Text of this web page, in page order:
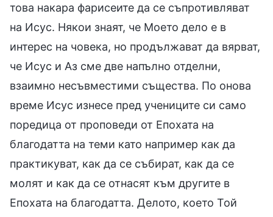
това накара фарисеите да се съпротивляват
на Исус. Някои знаят, че Моето дело е в
интерес на човека, но продължават да вярват,
че Исус и Аз сме две напълно отделни,
взаимно несъвместими същества. По онова
време Исус изнесе пред учениците си само
поредица от проповеди от Епохата на
благодатта на теми като например как да
практикуват, как да се събират, как да се
молят и как да се отнасят към другите в
Епохата на благодатта. Делото, което Той